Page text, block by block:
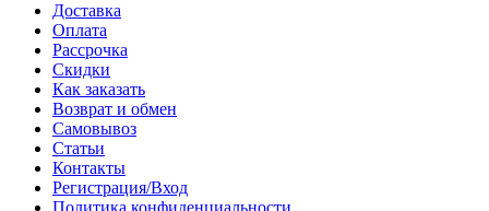
Доставка
Оплата
Рассрочка
Скидки
Как заказать
Возврат и обмен
Самовывоз
Статьи
Контакты
Регистрация/Вход